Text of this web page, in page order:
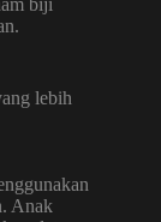
biji
lebih
Anak